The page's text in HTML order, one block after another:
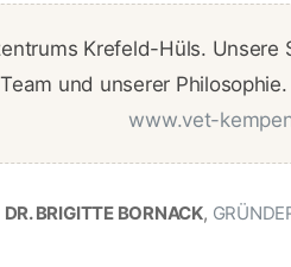
Krefeld-Hüls.
und unserer
www.vet-
DR. BRIGITTE BORNACK,